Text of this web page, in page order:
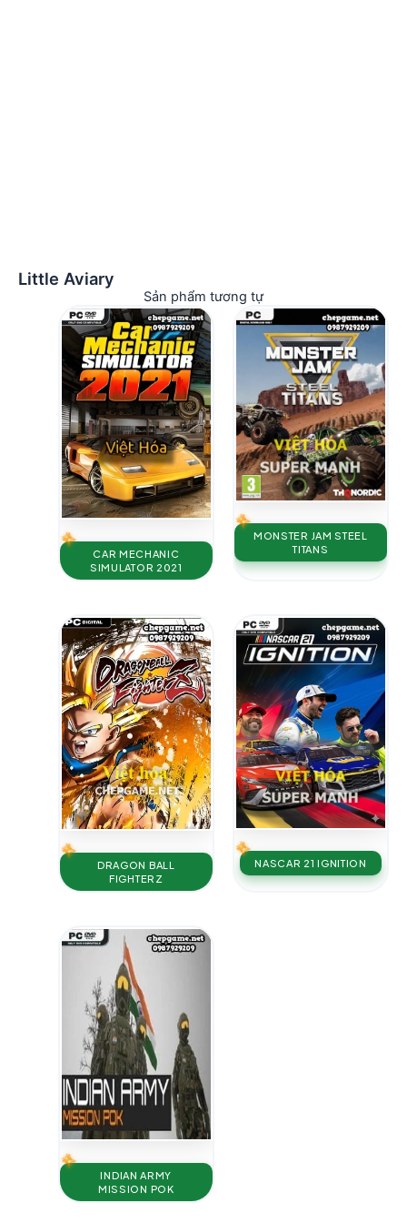
Little Aviary
Sản phẩm tương tự
CAR MECHANIC
SIMULATOR 2021
MONSTER JAM STEEL
TITANS
DRAGON BALL
FIGHTERZ
NASCAR 21 IGNITION
INDIAN ARMY
MISSION POK